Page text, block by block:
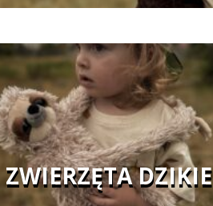
ZWIERZĘTA DZIKIE